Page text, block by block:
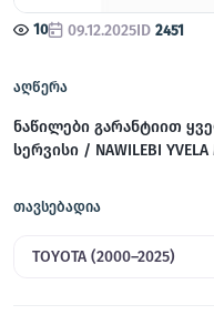
10 09.12.2025ID 2451
აღწერა
ნაწილები გარანტიით
სერვისი / NAWILEBI YVELA
თავსებადია
TOYOTA (2000–2025)